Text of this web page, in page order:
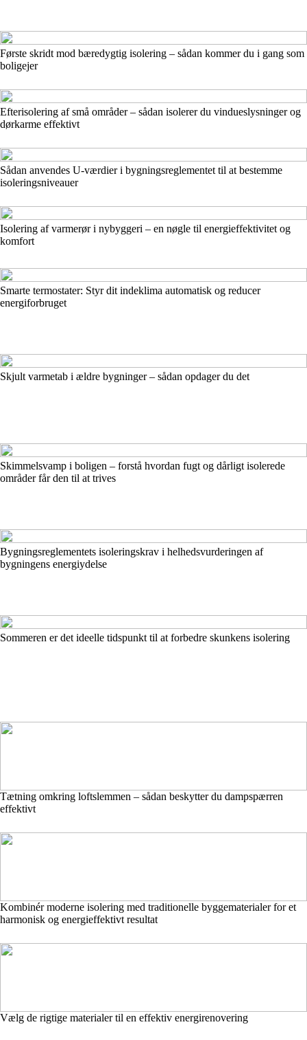
Første skridt mod bæredygtig isolering – sådan kommer du i gang som
boligejer
Efterisolering af små områder – sådan isolerer du vindueslysninger og
dørkarme effektivt
Sådan anvendes U-værdier i bygningsreglementet til at bestemme
isoleringsniveauer
Isolering af varmerør i nybyggeri – en nøgle til energieffektivitet og
komfort
Smarte termostater: Styr dit indeklima automatisk og reducer
energiforbruget
Skjult varmetab i ældre bygninger – sådan opdager du det
Skimmelsvamp i boligen – forstå hvordan fugt og dårligt isolerede
områder får den til at trives
Bygningsreglementets isoleringskrav i helhedsvurderingen af
bygningens energiydelse
Sommeren er det ideelle tidspunkt til at forbedre skunkens isolering
Tætning omkring loftslemmen – sådan beskytter du dampspærren
effektivt
Kombinér moderne isolering med traditionelle byggematerialer for et
harmonisk og energieffektivt resultat
Vælg de rigtige materialer til en effektiv energirenovering